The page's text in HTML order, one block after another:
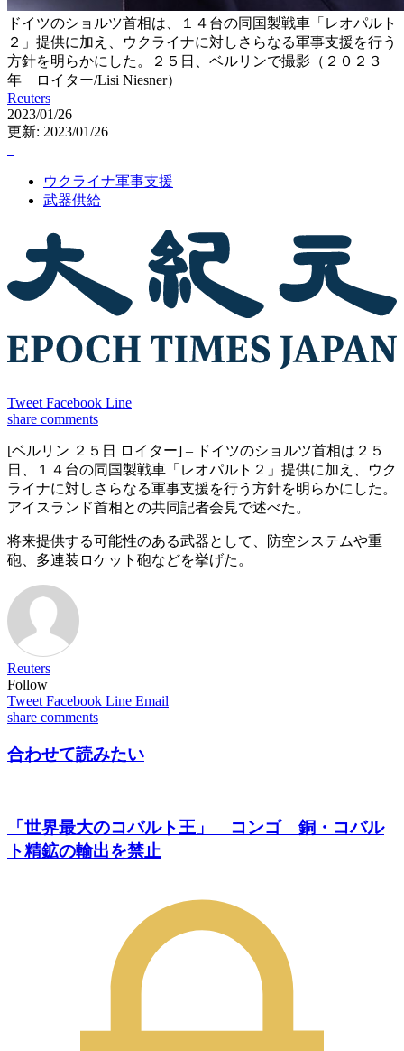
ドイツのショルツ首相は、１４台の同国製戦車「レオパルト
２」提供に加え、ウクライナに対しさらなる軍事支援を行う
方針を明らかにした。２５日、ベルリンで撮影（２０２３
年 ロイター/Lisi Niesner）
Reuters
2023/01/26
更新: 2023/01/26
ウクライナ軍事支援
武器供給
Tweet Facebook Line
share comments
[ベルリン ２５日 ロイター] – ドイツのショルツ首相は２５
日、１４台の同国製戦車「レオパルト２」提供に加え、ウク
ライナに対しさらなる軍事支援を行う方針を明らかにした。
アイスランド首相との共同記者会見で述べた。
将来提供する可能性のある武器として、防空システムや重
砲、多連装ロケット砲などを挙げた。
Reuters
Follow
Tweet Facebook Line Email
share comments
合わせて読みたい
「世界最大のコバルト王」 コンゴ 銅・コバル
ト精鉱の輸出を禁止